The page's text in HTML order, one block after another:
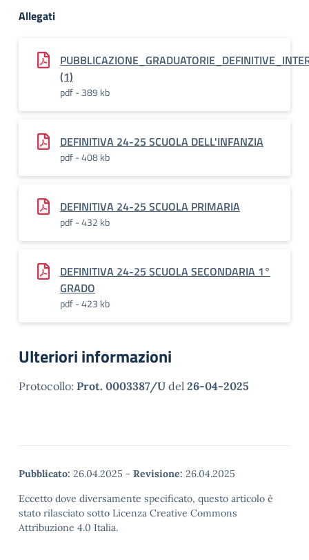
Allegati
(1)
pdf - 389 kb
DEFINITIVA 24-25 SCUOLA DELL'INFANZIA
pdf - 408 kb
DEFINITIVA 24-25 SCUOLA PRIMARIA
pdf - 432 kb
DEFINITIVA 24-25 SCUOLA SECONDARIA 1°
GRADO
pdf - 423 kb
Ulteriori informazioni
Protocollo: Prot. 0003387/U del 26-04-2025
Pubblicato: 26.04.2025 - Revisione: 26.04.2025
Eccetto dove diversamente specificato, questo articolo è
stato rilasciato sotto Licenza Creative Commons
Attribuzione 4.0 Italia.